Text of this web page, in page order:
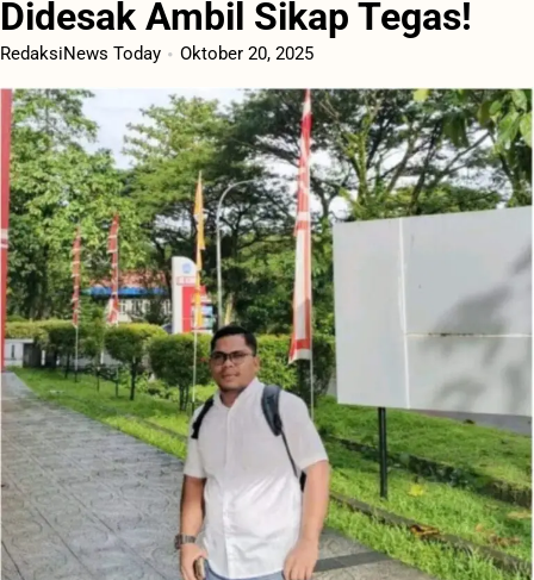
Didesak Ambil Sikap Tegas!
RedaksiNews Today Oktober 20, 2025